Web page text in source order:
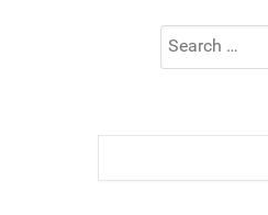
Search
for: